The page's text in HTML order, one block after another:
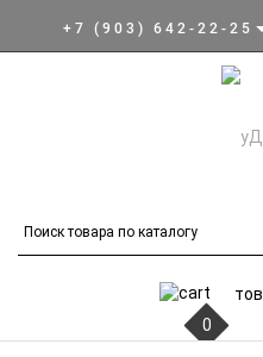
+7 (903) 642-22-25
0